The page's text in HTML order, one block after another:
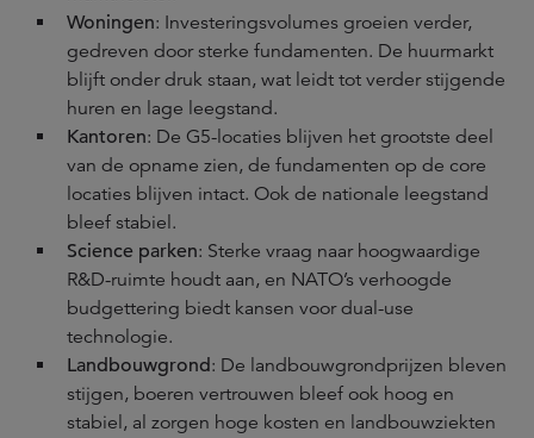
Woningen: Investeringsvolumes groeien verder,
gedreven door sterke fundamenten. De huurmarkt
blijft onder druk staan, wat leidt tot verder stijgende
huren en lage leegstand.
Kantoren: De G5-locaties blijven het grootste deel
van de opname zien, de fundamenten op de core
locaties blijven intact. Ook de nationale leegstand
bleef stabiel.
Science parken: Sterke vraag naar hoogwaardige
R&D-ruimte houdt aan, en NATO’s verhoogde
budgettering biedt kansen voor dual-use
technologie.
Landbouwgrond: De landbouwgrondprijzen bleven
stijgen, boeren vertrouwen bleef ook hoog en
stabiel, al zorgen hoge kosten en landbouwziekten